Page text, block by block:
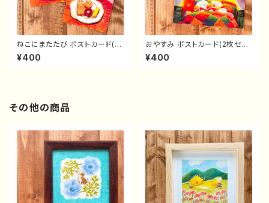
ねこにまたたび ポストカード(2
枚セット）
¥400
おやすみ ポストカード(2枚セッ
ト）
¥400
その他の商品